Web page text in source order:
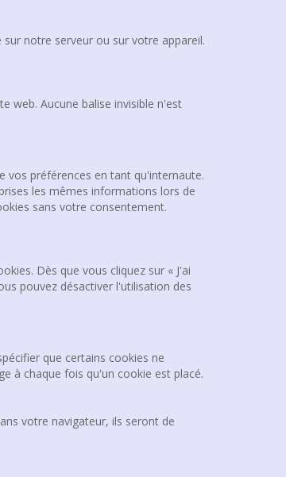
notre serveur ou sur votre appareil.
web. Aucune balise invisible n'est
vos préférences en tant qu'internaute.
les mêmes informations lors de
sans votre consentement.
Dès que vous cliquez sur « J'ai
pouvez désactiver l'utilisation des
que certains cookies ne
à chaque fois qu'un cookie est placé.
votre navigateur, ils seront de